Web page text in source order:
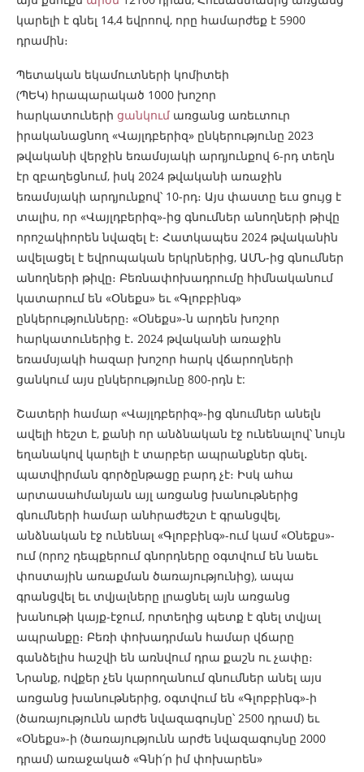
կարելի է գնել 14,4 եվրոով, որը համարժեք է 5900
դրամին։
Պետական եկամուտների կոմիտեի
(ՊԵԿ) հրապարակած 1000 խոշոր
հարկատուների ցանկում առցանց առեւտուր
իրականացնող «Վայլդբերիզ» ընկերությունը 2023
թվականի վերջին եռամսյակի արդյունքով 6-րդ տեղն
էր զբաղեցնում, իսկ 2024 թվականի առաջին
եռամսյակի արդյունքով՝ 10-րդ։ Այս փաստը եւս ցույց է
տալիս, որ «Վայլդբերիզ»-ից գնումներ անողների թիվը
որոշակիորեն նվազել է։ Հատկապես 2024 թվականին
ավելացել է եվրոպական երկրներից, ԱՄՆ-ից գնումներ
անողների թիվը։ Բեռնափոխադրումը հիմնականում
կատարում են «Օնեքս» եւ «Գլոբբինգ»
ընկերությունները։ «Օնեքս»-ն արդեն խոշոր
հարկատուներից է․ 2024 թվականի առաջին
եռամսյակի հազար խոշոր հարկ վճարողների
ցանկում այս ընկերությունը 800-րդն է:
Շատերի համար «Վայլդբերիզ»-ից գնումներ անելն
ավելի հեշտ է, քանի որ անձնական էջ ունենալով՝ նույն
եղանակով կարելի է տարբեր ապրանքներ գնել․
պատվիրման գործընթացը բարդ չէ։ Իսկ ահա
արտասահմանյան այլ առցանց խանութներից
գնումների համար անհրաժեշտ է գրանցվել,
անձնական էջ ունենալ «Գլոբբինգ»-ում կամ «Օնեքս»-
ում (որոշ դեպքերում գնորդները օգտվում են նաեւ
փոստային առաքման ծառայությունից), ապա
գրանցվել եւ տվյալները լրացնել այն առցանց
խանութի կայք-էջում, որտեղից պետք է գնել տվյալ
ապրանքը։ Բեռի փոխադրման համար վճարը
գանձելիս հաշվի են առնվում դրա քաշն ու չափը։
Նրանք, ովքեր չեն կարողանում գնումներ անել այս
առցանց խանութներից, օգտվում են «Գլոբբինգ»-ի
(ծառայությունն արժե նվազագույնը՝ 2500 դրամ) եւ
«Օնեքս»-ի (ծառայությունն արժե նվազագույնը 2000
դրամ) առաջակած «Գնի՛ր իմ փոխարեն»